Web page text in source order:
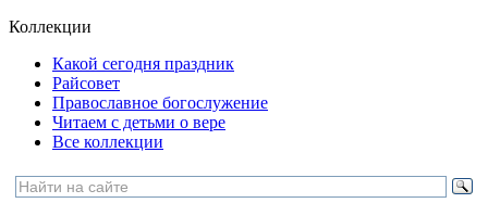
Коллекции
Какой сегодня праздник
Райсовет
Православное богослужение
Читаем с детьми о вере
Все коллекции